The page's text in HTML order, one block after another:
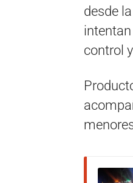
desde
control